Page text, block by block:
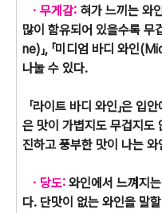
ㆍ무게감: 혀가 느끼는 와
많이 함유되어 있을수록
ne)」, 「미디엄 바디 와인
나눌 수 있다.
「라이트 바디 와인」은 입
은 맛이 가볍지도 무겁지도
진하고 풍부한 맛이 나는 와
ㆍ당도: 와인에서 느껴지는
다. 단맛이 없는 와인을 말